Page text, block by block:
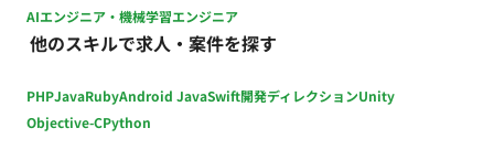
AIエンジニア・機械学習エンジニア
他のスキルで求人・案件を探す
PHPJavaRubyAndroid JavaSwift開発ディレクションUnity
Objective-CPython